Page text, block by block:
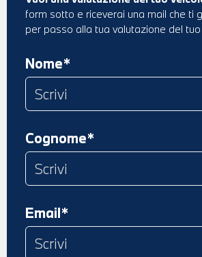
form sotto e riceverai una mail che ti
per passo alla tua valutazione del tuo
Nome*
Cognome*
Email*